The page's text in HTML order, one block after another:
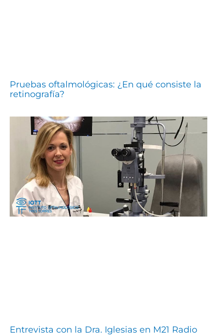
Pruebas oftalmológicas: ¿En qué consiste la
retinografía?
Entrevista con la Dra. Iglesias en M21 Radio